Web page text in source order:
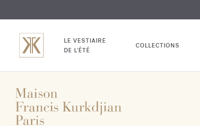
LE VESTIAIRE
DE L'ÉTÉ
COLLECTIONS